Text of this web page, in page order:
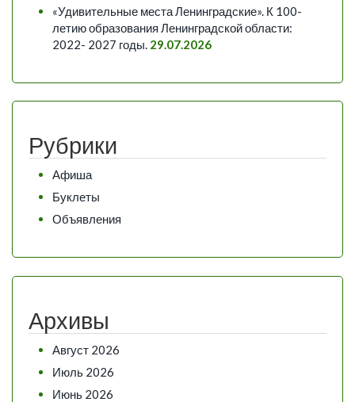
«Удивительные места Ленинградские». К 100-
летию образования Ленинградской области:
2022- 2027 годы. 29.07.2026
Рубрики
Афиша
Буклеты
Объявления
Архивы
Август 2026
Июль 2026
Июнь 2026